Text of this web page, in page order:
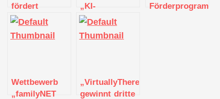
fördert
Weiterentwicklung
der
Digitallotsen
„KI-
Champions
BW“ geht in
die nächste
Förderprogramm
Wettbewerb
„familyNET
„VirtuallyThere“
gewinnt dritte